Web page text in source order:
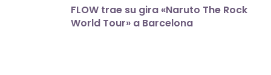
FLOW trae su gira «Naruto The Rock
World Tour» a Barcelona